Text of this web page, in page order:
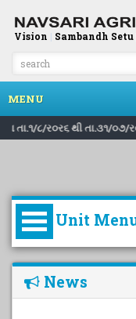
Vision | Sambandh Setu
MENU
૮/ર૦ર૬ થી તા.૩૧/૦૭/
Unit
Introduction
News